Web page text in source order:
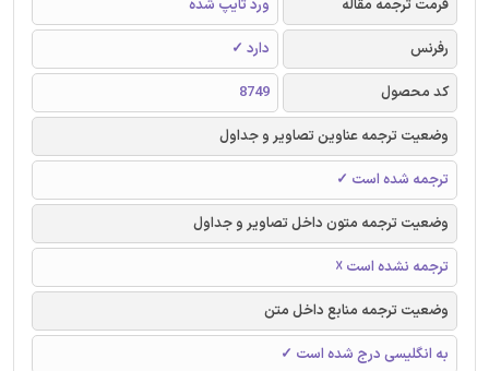
فرمت ترجمه مقاله
ورد تایپ شده
رفرنس
دارد ✓
کد محصول
8749
وضعیت ترجمه عناوین تصاویر و جداول
ترجمه شده است ✓
وضعیت ترجمه متون داخل تصاویر و جداول
ترجمه نشده است ☓
وضعیت ترجمه منابع داخل متن
به انگلیسی درج شده است ✓